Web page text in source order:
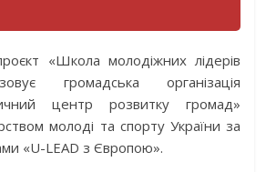
«Школа молодіжних лідерів
громадська організація
центр розвитку громад»
молоді та спорту України за
«U-LEAD з Європою».